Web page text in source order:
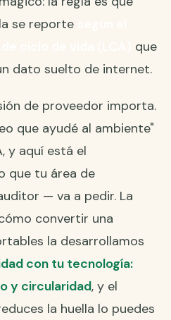
se reporte
que
dato suelto de internet.
de proveedor importa.
que ayudé al ambiente"
y aquí está el
que tu área de
— va a pedir. La
convertir una
la desarrollamos
con tu tecnología:
y circularidad, y el
la huella lo puedes